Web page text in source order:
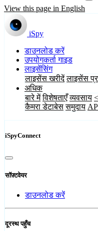
View this page in English
iSpy
डाउनलोड करें
उपयोगकर्ता गाइड
लाइसेंसिंग
लाइसेंस खरीदें लाइसेंस
अधिक
बारे में विशेषताएँ व्यवसाय
कैमरा डेटाबेस समुदाय
iSpyConnect
सॉफ़्टवेयर
डाउनलोड करें
दूरस्थ पहुँच